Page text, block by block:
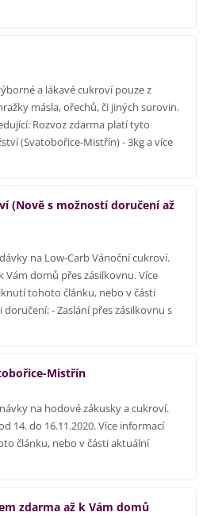
a lákavé cukroví pouze z
másla, ořechů, či jiných surovin.
Rozvoz zdarma platí tyto
(Svatobořice-Mistřín) - 3kg a více
(Nově s možností doručení až
na Low-Carb Vánoční cukroví.
Vám domů přes zásilkovnu. Více
tohoto článku, nebo v části
- Zaslání přes zásilkovnu s
Mistřín
na hodové zákusky a cukroví.
14. do 16.11.2020. Více informací
článku, nebo v části aktuální
zdarma až k Vám domů